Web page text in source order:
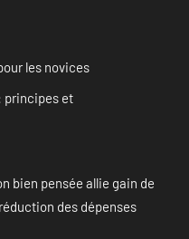
les novices
principes et
bien pensée allie gain de
des dépenses